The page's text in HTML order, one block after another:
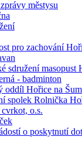
městysu
pro zachování
sdružení masopust
- badminton
oddíl Hořice na
spolek Rolnička
o.s.
o poskytnutí